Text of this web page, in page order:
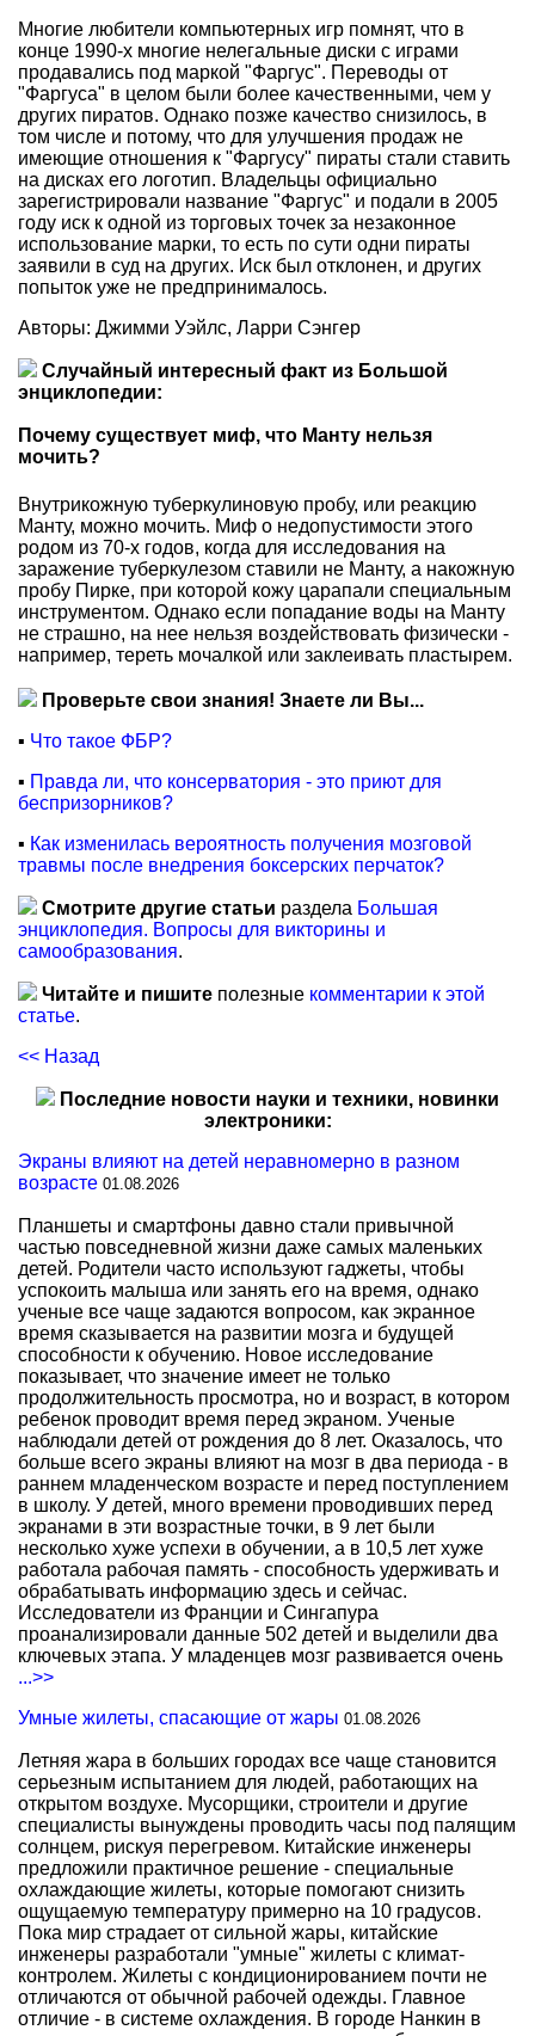
Многие любители компьютерных игр помнят, что в
конце 1990-х многие нелегальные диски с играми
продавались под маркой "Фаргус". Переводы от
"Фаргуса" в целом были более качественными, чем у
других пиратов. Однако позже качество снизилось, в
том числе и потому, что для улучшения продаж не
имеющие отношения к "Фаргусу" пираты стали ставить
на дисках его логотип. Владельцы официально
зарегистрировали название "Фаргус" и подали в 2005
году иск к одной из торговых точек за незаконное
использование марки, то есть по сути одни пираты
заявили в суд на других. Иск был отклонен, и других
попыток уже не предпринималось.
Авторы: Джимми Уэйлс, Ларри Сэнгер
Случайный интересный факт из Большой
энциклопедии:
Почему существует миф, что Манту нельзя
мочить?
Внутрикожную туберкулиновую пробу, или реакцию
Манту, можно мочить. Миф о недопустимости этого
родом из 70-х годов, когда для исследования на
заражение туберкулезом ставили не Манту, а накожную
пробу Пирке, при которой кожу царапали специальным
инструментом. Однако если попадание воды на Манту
не страшно, на нее нельзя воздействовать физически -
например, тереть мочалкой или заклеивать пластырем.
Проверьте свои знания! Знаете ли Вы...
▪ Что такое ФБР?
▪ Правда ли, что консерватория - это приют для
беспризорников?
▪ Как изменилась вероятность получения мозговой
травмы после внедрения боксерских перчаток?
Смотрите другие статьи раздела Большая
энциклопедия. Вопросы для викторины и
самообразования.
Читайте и пишите полезные комментарии к этой
статье.
<< Назад
Последние новости науки и техники, новинки
электроники:
Экраны влияют на детей неравномерно в разном
возрасте 01.08.2026
Планшеты и смартфоны давно стали привычной
частью повседневной жизни даже самых маленьких
детей. Родители часто используют гаджеты, чтобы
успокоить малыша или занять его на время, однако
ученые все чаще задаются вопросом, как экранное
время сказывается на развитии мозга и будущей
способности к обучению. Новое исследование
показывает, что значение имеет не только
продолжительность просмотра, но и возраст, в котором
ребенок проводит время перед экраном. Ученые
наблюдали детей от рождения до 8 лет. Оказалось, что
больше всего экраны влияют на мозг в два периода - в
раннем младенческом возрасте и перед поступлением
в школу. У детей, много времени проводивших перед
экранами в эти возрастные точки, в 9 лет были
несколько хуже успехи в обучении, а в 10,5 лет хуже
работала рабочая память - способность удерживать и
обрабатывать информацию здесь и сейчас.
Исследователи из Франции и Сингапура
проанализировали данные 502 детей и выделили два
ключевых этапа. У младенцев мозг развивается очень
...>>
Умные жилеты, спасающие от жары 01.08.2026
Летняя жара в больших городах все чаще становится
серьезным испытанием для людей, работающих на
открытом воздухе. Мусорщики, строители и другие
специалисты вынуждены проводить часы под палящим
солнцем, рискуя перегревом. Китайские инженеры
предложили практичное решение - специальные
охлаждающие жилеты, которые помогают снизить
ощущаемую температуру примерно на 10 градусов.
Пока мир страдает от сильной жары, китайские
инженеры разработали "умные" жилеты с климат-
контролем. Жилеты с кондиционированием почти не
отличаются от обычной рабочей одежды. Главное
отличие - в системе охлаждения. В городе Нанкин в